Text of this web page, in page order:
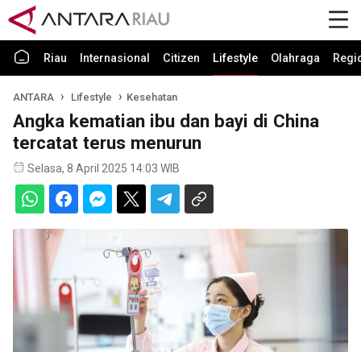
Riau Internasional Citizen Lifestyle Olahraga
ANTARA Lifestyle Kesehatan
Angka kematian ibu dan bayi di China
tercatat terus menurun
Selasa, 8 April 2025 14:03 WIB